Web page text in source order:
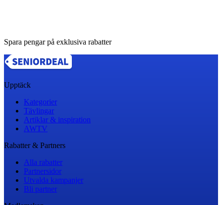
Spara pengar på exklusiva rabatter
Upptäck
Kategorier
Tävlingar
Artiklar & inspiration
AWTV
Rabatter & Partners
Alla rabatter
Partnersidor
Utvalda kampanjer
Bli partner